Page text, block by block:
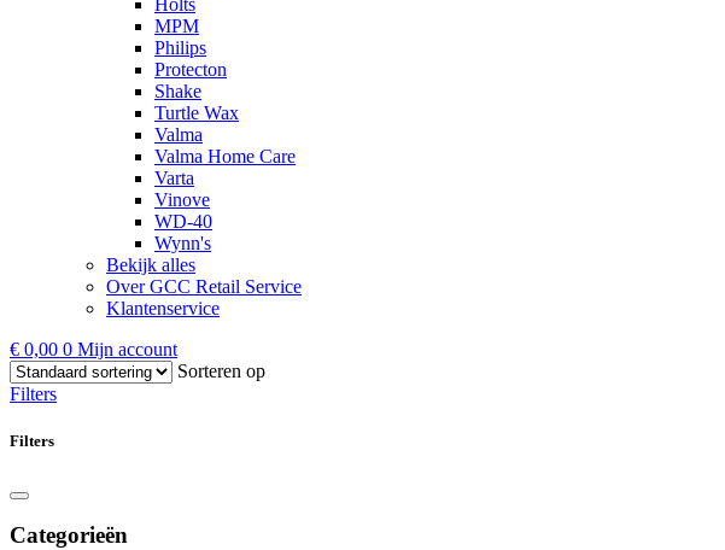
Holts
MPM
Philips
Protecton
Shake
Turtle Wax
Valma
Valma Home Care
Varta
Vinove
WD-40
Wynn's
Bekijk alles
Over GCC Retail Service
Klantenservice
€ 0,00 0 Mijn account
Sorteren op
Filters
Filters
Categorieën